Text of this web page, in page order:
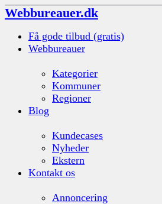
Webbureauer.dk
Få gode tilbud (gratis)
Webbureauer
Kategorier
Kommuner
Regioner
Blog
Kundecases
Nyheder
Ekstern
Kontakt os
Annoncering